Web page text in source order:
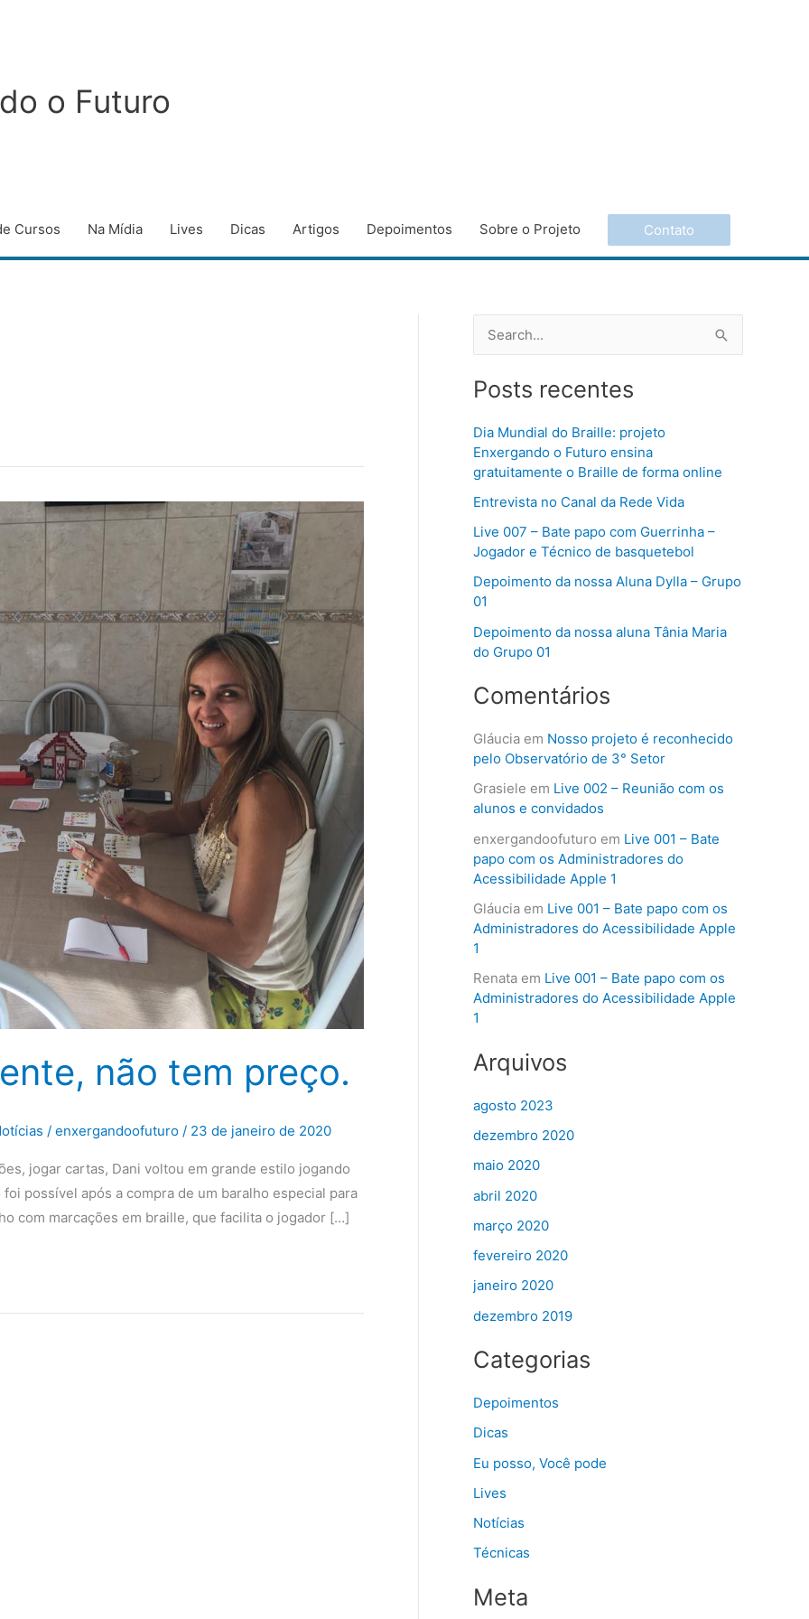
o Futuro
Cursos Na Mídia Lives Dicas Artigos Depoimentos Sobre o Projeto Contato
não tem preço.
/ enxergandoofuturo / 23 de janeiro de 2020
jogar cartas, Dani voltou em grande estilo jogando
possível após a compra de um baralho especial para
com marcações em braille, que facilita o jogador […]
s
u
i
s
a
r
p
o
r
Posts recentes
Dia Mundial do Braille: projeto
Enxergando o Futuro ensina
gratuitamente o Braille de forma online
Entrevista no Canal da Rede Vida
Live 007 – Bate papo com Guerrinha –
Jogador e Técnico de basquetebol
Depoimento da nossa Aluna Dylla – Grupo
01
Depoimento da nossa aluna Tânia Maria
do Grupo 01
Comentários
Gláucia em Nosso projeto é reconhecido
pelo Observatório de 3° Setor
Grasiele em Live 002 – Reunião com os
alunos e convidados
enxergandoofuturo em Live 001 – Bate
papo com os Administradores do
Acessibilidade Apple 1
Gláucia em Live 001 – Bate papo com os
Administradores do Acessibilidade Apple
1
Renata em Live 001 – Bate papo com os
Administradores do Acessibilidade Apple
1
Arquivos
agosto 2023
dezembro 2020
maio 2020
abril 2020
março 2020
fevereiro 2020
janeiro 2020
dezembro 2019
Categorias
Depoimentos
Dicas
Eu posso, Você pode
Lives
Notícias
Técnicas
Meta